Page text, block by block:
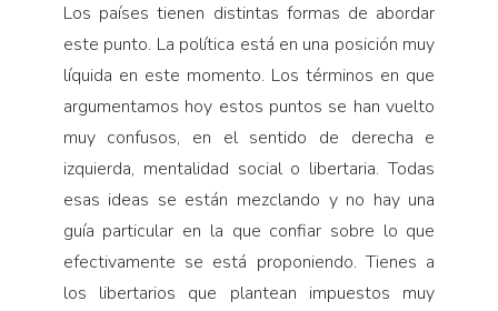
Los países tienen distintas formas de abordar
este punto. La política está en una posición muy
líquida en este momento. Los términos en que
argumentamos hoy estos puntos se han vuelto
muy confusos, en el sentido de derecha e
izquierda, mentalidad social o libertaria. Todas
esas ideas se están mezclando y no hay una
guía particular en la que confiar sobre lo que
efectivamente se está proponiendo. Tienes a
los libertarios que plantean impuestos muy